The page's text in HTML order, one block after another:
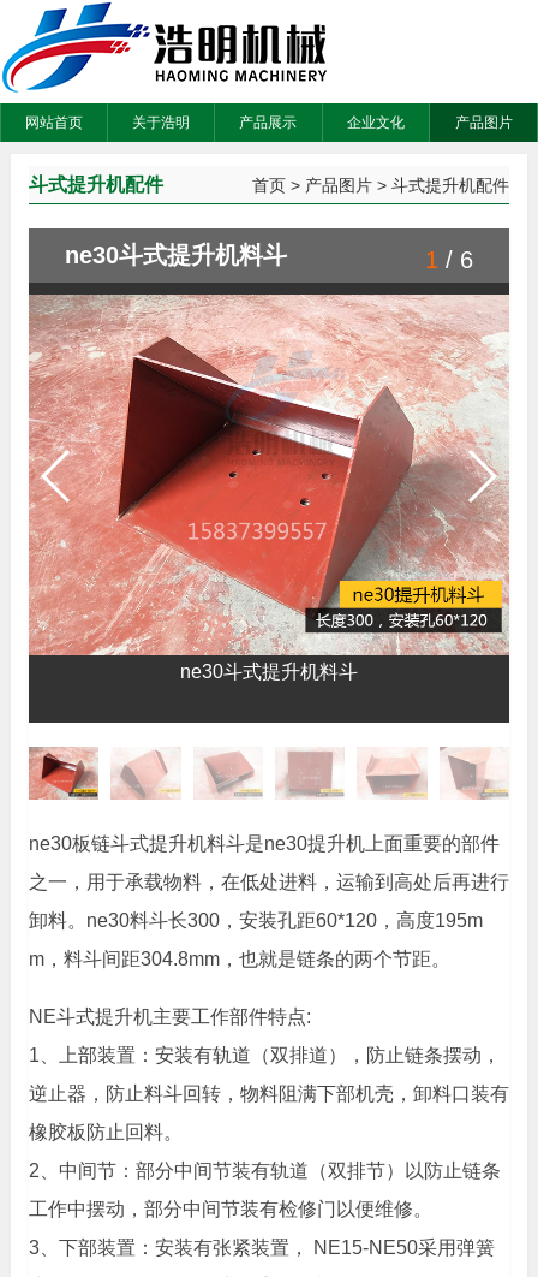
网站首页 关于浩明 产品展示 企业文化 产品图片
斗式提升机配件 首页 > 产品图片 >斗式提升机配件
1 / 6
ne30斗式提升机料斗
ne30斗式提升机料斗
ne30板链斗式提升机料斗是ne30提升机上面重要的部件
之一，用于承载物料，在低处进料，运输到高处后再进行
卸料。ne30料斗长300，安装孔距60*120，高度195m
m，料斗间距304.8mm，也就是链条的两个节距。
NE斗式提升机主要工作部件特点:
1、上部装置：安装有轨道（双排道），防止链条摆动，
逆止器，防止料斗回转，物料阻满下部机壳，卸料口装有
橡胶板防止回料。
2、中间节：部分中间节装有轨道（双排节）以防止链条
工作中摆动，部分中间节装有检修门以便维修。
3、下部装置：安装有张紧装置， NE15-NE50采用弹簧